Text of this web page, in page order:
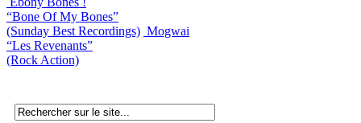
“Bone Of My Bones”
(Sunday Best Recordings) Mogwai
“Les Revenants”
(Rock Action)